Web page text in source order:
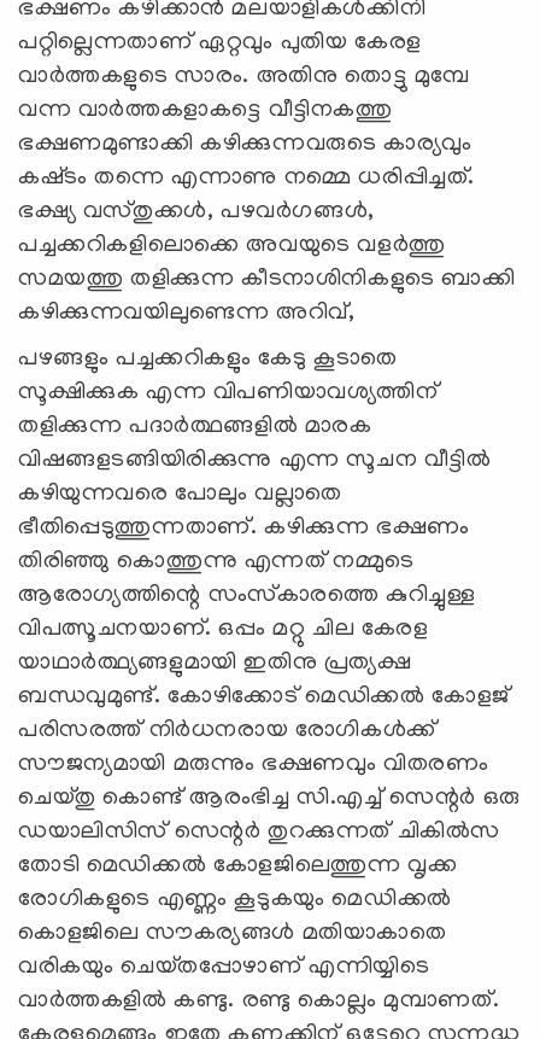
ഭക്ഷണം കഴിക്കാന്‍ മലയാളികള്‍ക്കിനി
പറ്റില്ലെന്നതാണ്‌ ഏറ്റവും പുതിയ കേരള
വാര്‍ത്തകളുടെ സാരം. അതിനു തൊട്ടു മുമ്പേ
വന്ന വാര്‍ത്തകളാകട്ടെ വീട്ടിനകത്തു
ഭക്ഷണമുണ്ടാക്കി കഴിക്കുന്നവരുടെ കാര്യവും
കഷ്‌ടം തന്നെ എന്നാണു നമ്മെ ധരിപ്പിച്ചത്‌.
ഭക്ഷ്യ വസ്‌തുക്കള്‍, പഴവര്‍ഗങ്ങള്‍,
പച്ചക്കറികളിലൊക്കെ അവയുടെ വളര്‍ത്തു
സമയത്തു തളിക്കുന്ന കീടനാശിനികളുടെ ബാക്കി
കഴിക്കുന്നവയിലുണ്ടെന്ന അറിവ്‌,
പഴങ്ങളും പച്ചക്കറികളും കേടു കൂടാതെ
സൂക്ഷിക്കുക എന്ന വിപണിയാവശ്യത്തിന്‌
തളിക്കുന്ന പദാര്‍ത്ഥങ്ങളില്‍ മാരക
വിഷങ്ങളടങ്ങിയിരിക്കുന്നു എന്ന സൂചന വീട്ടില്‍
കഴിയുന്നവരെ പോലും വല്ലാതെ
ഭീതിപ്പെടുത്തുന്നതാണ്‌. കഴിക്കുന്ന ഭക്ഷണം
തിരിഞ്ഞു കൊത്തുന്നു എന്നത്‌ നമ്മുടെ
ആരോഗ്യത്തിന്റെ സംസ്‌കാരത്തെ കുറിച്ചുള്ള
വിപത്സൂചനയാണ്‌. ഒപ്പം മറ്റു ചില കേരള
യാഥാര്‍ത്ഥ്യങ്ങളുമായി ഇതിനു പ്രത്യക്ഷ
ബന്ധവുമുണ്ട്‌. കോഴിക്കോട്‌ മെഡിക്കല്‍ കോളജ്‌
പരിസരത്ത്‌ നിര്‍ധനരായ രോഗികള്‍ക്ക്‌
സൗജന്യമായി മരുന്നും ഭക്ഷണവും വിതരണം
ചെയ്‌തു കൊണ്ട്‌ ആരംഭിച്ച സി.എച്ച്‌ സെന്റര്‍ ഒരു
ഡയാലിസിസ്‌ സെന്റര്‍ തുറക്കുന്നത്‌ ചികില്‍സ
തോടി മെഡിക്കല്‍ കോളജിലെത്തുന്ന വൃക്ക
രോഗികളുടെ എണ്ണം കൂടുകയും മെഡിക്കല്‍
കൊളജിലെ സൗകര്യങ്ങള്‍ മതിയാകാതെ
വരികയും ചെയ്‌തപ്പോഴാണ്‌ എന്നിയ്യിടെ
വാര്‍ത്തകളില്‍ കണ്ടു. രണ്ടു കൊല്ലം മുമ്പാണത്‌.